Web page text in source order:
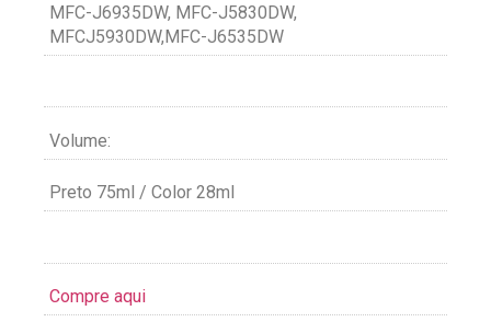
MFC-J6935DW, MFC-J5830DW,
MFCJ5930DW,MFC-J6535DW
Volume:
Preto 75ml / Color 28ml
Compre aqui